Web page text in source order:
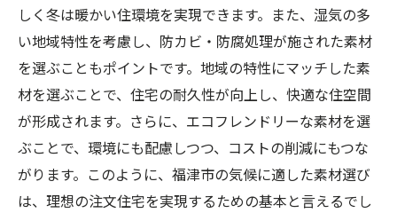
しく冬は暖かい住環境を実現できます。また、湿気の多
い地域特性を考慮し、防カビ・防腐処理が施された素材
を選ぶこともポイントです。地域の特性にマッチした素
材を選ぶことで、住宅の耐久性が向上し、快適な住空間
が形成されます。さらに、エコフレンドリーな素材を選
ぶことで、環境にも配慮しつつ、コストの削減にもつな
がります。このように、福津市の気候に適した素材選び
は、理想の注文住宅を実現するための基本と言えるでし